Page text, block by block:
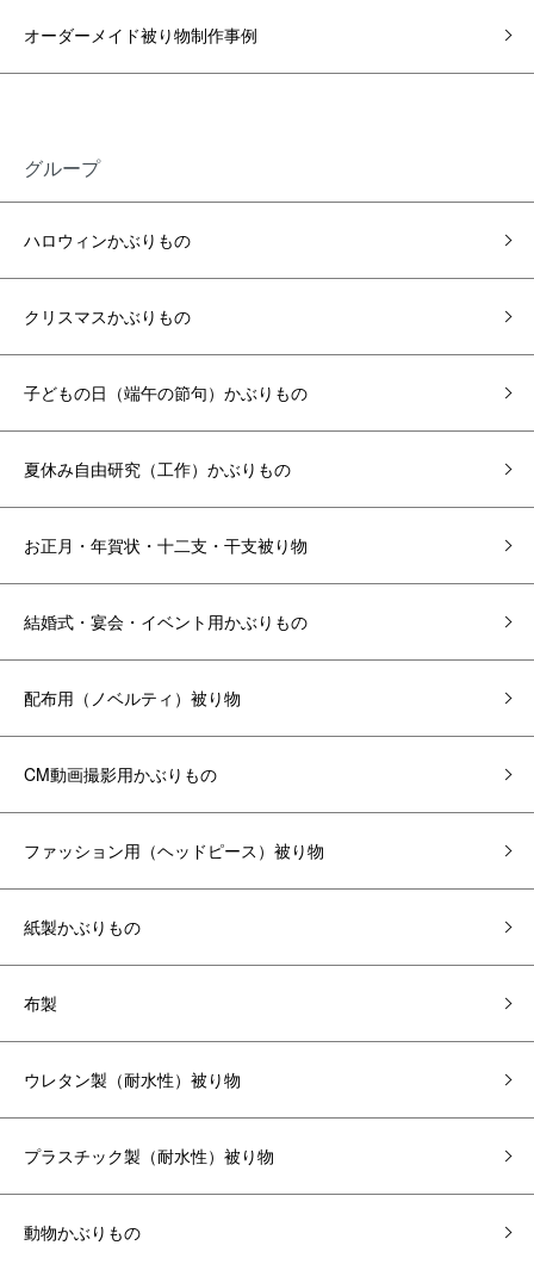
オーダーメイド被り物制作事例
グループ
ハロウィンかぶりもの
クリスマスかぶりもの
子どもの日（端午の節句）かぶりもの
夏休み自由研究（工作）かぶりもの
お正月・年賀状・十二支・干支被り物
結婚式・宴会・イベント用かぶりもの
配布用（ノベルティ）被り物
CM動画撮影用かぶりもの
ファッション用（ヘッドピース）被り物
紙製かぶりもの
布製
ウレタン製（耐水性）被り物
プラスチック製（耐水性）被り物
動物かぶりもの